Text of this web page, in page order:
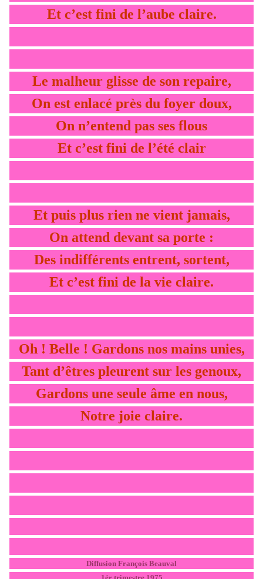
Et c’est fini de l’aube claire.
Le malheur glisse de son repaire,
On est enlacé près du foyer doux,
On n’entend pas ses flous
Et c’est fini de l’été clair
Et puis plus rien ne vient jamais,
On attend devant sa porte :
Des indifférents entrent, sortent,
Et c’est fini de la vie claire.
Oh ! Belle ! Gardons nos mains unies,
Tant d’êtres pleurent sur les genoux,
Gardons une seule âme en nous,
Notre joie claire.
Diffusion François Beauval